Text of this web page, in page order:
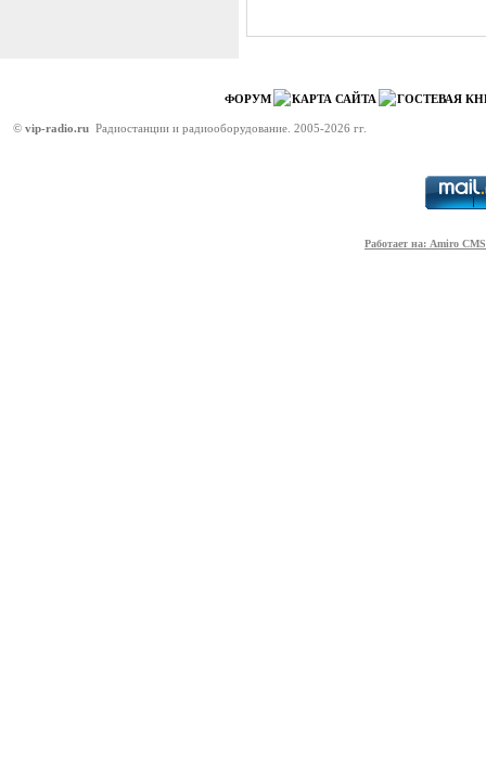
ФОРУМ КАРТА САЙТА ГОСТЕВАЯ
© vip-radio.ru Радиостанции и радиооборудование. 2005-2026 гг.
Работает на: Amiro CMS